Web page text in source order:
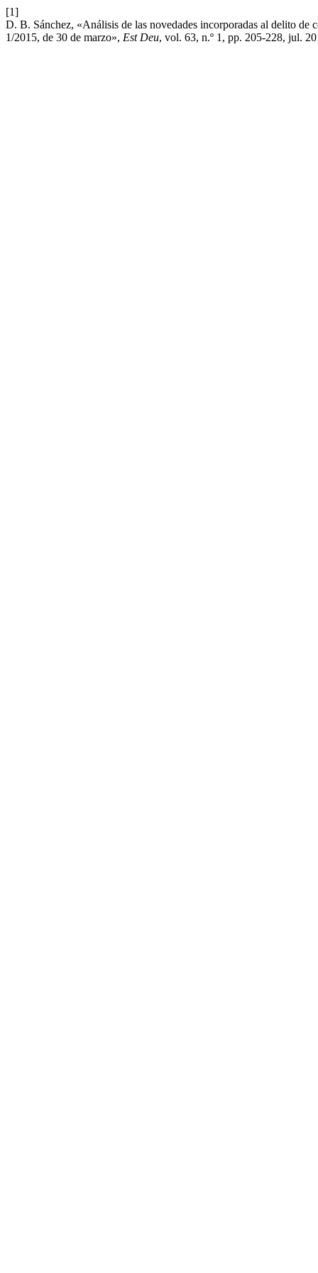
[1]
D. B. Sánchez, «Análisis de las novedades incorporadas al delito
1/2015, de 30 de marzo», Est Deu, vol. 63, n.º 1, pp. 205-228, jul.